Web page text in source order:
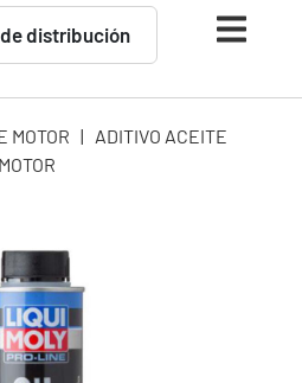
distribución
MOTOR | ADITIVO ACEITE